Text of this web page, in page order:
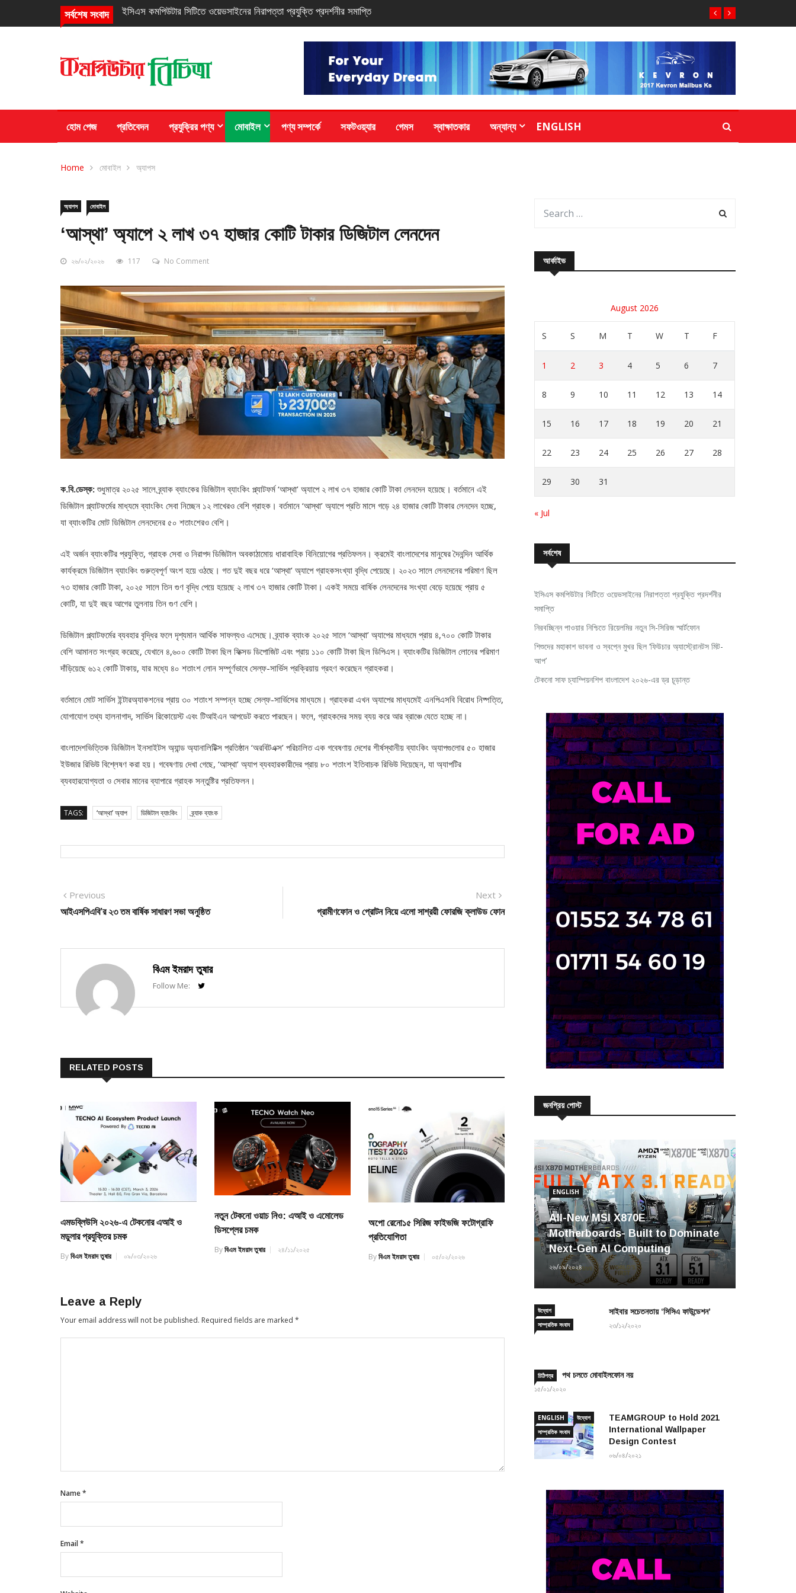
সর্বশেষ সংবাদ নিরবচ্ছিন্ন পাওয়ার নিশ্চিতে রিয়েলমির নতুন সি-সিরিজ স্মার্টফোন
হোম পেজ প্রতিবেদন প্রযুক্রির পণ্য মোবাইল পণ্য সম্পর্কে সফটওয়্যার গেমস স্বাক্ষাতকার অন্যান্য ENGLISH
Home মোবাইল অ্যাপস
অ্যাপস মোবাইল
‘আস্থা’ অ্যাপে ২ লাখ ৩৭ হাজার কোটি টাকার ডিজিটাল লেনদেন
২৬/০২/২০২৬ 117 No Comment
ক.বি.ডেস্ক: শুধুমাত্র ২০২৫ সালে ব্র্যাক ব্যাংকের ডিজিটাল ব্যাংকিং প্ল্যাটফর্ম ‘আস্থা’ অ্যাপে ২ লাখ ৩৭ হাজার কোটি টাকা লেনদেন হয়েছে। বর্তমানে এই
ডিজিটাল প্ল্যাটফর্মের মাধ্যমে ব্যাংকিং সেবা নিচ্ছেন ১২ লাখেরও বেশি গ্রাহক। বর্তমানে ‘আস্থা’ অ্যাপে প্রতি মাসে গড়ে ২৪ হাজার কোটি টাকার লেনদেন হচ্ছে,
যা ব্যাংকটির মোট ডিজিটাল লেনদেনের ৫০ শতাংশেরও বেশি।
এই অর্জন ব্যাংকটির প্রযুক্তি, গ্রাহক সেবা ও নিরাপদ ডিজিটাল অবকাঠামোয় ধারাবাহিক বিনিয়োগের প্রতিফলন। ক্রমেই বাংলাদেশের মানুষের দৈনন্দিন আর্থিক
কার্যক্রমে ডিজিটাল ব্যাংকিং গুরুত্বপূর্ণ অংশ হয়ে ওঠছে। গত দুই বছর ধরে ‘আস্থা’ অ্যাপে গ্রাহকসংখ্যা বৃদ্ধি পেয়েছে। ২০২৩ সালে লেনদেনের পরিমাণ ছিল
৭৩ হাজার কোটি টাকা, ২০২৫ সালে তিন গুণ বৃদ্ধি পেয়ে হয়েছে ২ লাখ ৩৭ হাজার কোটি টাকা। একই সময়ে বার্ষিক লেনদেনের সংখ্যা বেড়ে হয়েছে প্রায় ৫
কোটি, যা দুই বছর আগের তুলনায় তিন গুণ বেশি।
ডিজিটাল প্ল্যাটফর্মের ব্যবহার বৃদ্ধির ফলে দৃশ্যমান আর্থিক সাফল্যও এসেছে। ব্র্যাক ব্যাংক ২০২৫ সালে ‘আস্থা’ অ্যাপের মাধ্যমে প্রায় ৪,৭০০ কোটি টাকার
বেশি আমানত সংগ্রহ করেছে, যেখানে ৪,৬০০ কোটি টাকা ছিল ফিক্সড ডিপোজিট এবং প্রায় ১১০ কোটি টাকা ছিল ডিপিএস। ব্যাংকটির ডিজিটাল লোনের পরিমাণ
দাঁড়িয়েছে ৬১২ কোটি টাকায়, যার মধ্যে ৪০ শতাংশ লোন সম্পূর্ণভাবে সেল্ফ-সার্ভিস প্রক্রিয়ায় গ্রহণ করেছেন গ্রাহকরা।
বর্তমানে মোট সার্ভিস ইন্টারঅ্যাকশনের প্রায় ৩০ শতাংশ সম্পন্ন হচ্ছে সেল্ফ-সার্ভিসের মাধ্যমে। গ্রাহকরা এখন অ্যাপের মাধ্যমেই এনপিএসবি বিরোধ নিষ্পত্তি,
যোগাযোগ তথ্য হালনাগাদ, সার্ভিস রিকোয়েস্ট এবং টিআইএন আপডেট করতে পারছেন। ফলে, গ্রাহকদের সময় ব্যয় করে আর ব্রাঞ্চে যেতে হচ্ছে না।
বাংলাদেশভিত্তিক ডিজিটাল ইনসাইটস অ্যান্ড অ্যানালিটিক্স প্রতিষ্ঠান ‘অরবিটএক্স’ পরিচালিত এক গবেষণায় দেশের শীর্ষস্থানীয় ব্যাংকিং অ্যাপগুলোর ৫০ হাজার
ইউজার রিভিউ বিশ্লেষণ করা হয়। গবেষণায় দেখা গেছে, ‘আস্থা’ অ্যাপ ব্যবহারকারীদের প্রায় ৮০ শতাংশ ইতিবাচক রিভিউ দিয়েছেন, যা অ্যাপটির
ব্যবহারযোগ্যতা ও সেবার মানের ব্যাপারে গ্রাহক সন্তুষ্টির প্রতিফলন।
TAGS: ‘আস্থা’ অ্যাপ ডিজিটাল ব্যাংকিং ব্র্যাক ব্যাংক
Post
navigation
Previous
post:
আইএসপিএবি’র ২৩ তম বার্ষিক সাধারণ সভা অনুষ্ঠিত
Next
post:
গ্রামীণফোন ও প্রোটন নিয়ে এলো সাশ্রয়ী ফোরজি ক্লাউড ফোন
বিএম ইমরাদ তুষার
Follow Me:
RELATED POSTS
এমডব্লিউসি ২০২৬-এ টেকনোর এআই ও
মডুলার প্রযুক্তির চমক
Byবিএম ইমরাদ তুষার ০৯/০৩/২০২৬
নতুন টেকনো ওয়াচ নিও: এআই ও এমোলেড
ডিসপ্লের চমক
Byবিএম ইমরাদ তুষার ২৪/১১/২০২৫
অপো রেনো১৫ সিরিজ ফাইভজি ফটোগ্রাফি
প্রতিযোগিতা
Byবিএম ইমরাদ তুষার ০৫/০২/২০২৬
Leave a Reply
Your email address will not be published. Required fields are marked*
Name*
Email*
আর্কাইভ
August 2026
S S M T W T F
1 2 3 4 5 6 7
8 9 10 11 12 13 14
15 16 17 18 19 20 21
22 23 24 25 26 27 28
29 30 31
« Jul
সর্বশেষ
ইসিএস কমপিউটার সিটিতে ওয়েভসাইনের নিরাপত্তা প্রযুক্তি প্রদর্শনীর
সমাপ্তি
নিরবচ্ছিন্ন পাওয়ার নিশ্চিতে রিয়েলমির নতুন সি-সিরিজ স্মার্টফোন
শিশুদের মহাকাশ ভাবনা ও স্বপ্নে মুখর ছিল ‘ফিউচার অ্যাস্ট্রোনটস মিট-
আপ’
টেকনো সাফ চ্যাম্পিয়নশিপ বাংলাদেশ ২০২৬-এর ড্র চূড়ান্ত
জনপ্রিয় পোস্ট
ENGLISH
All-New MSI X870E
Motherboards- Built to Dominate
Next-Gen AI Computing
২৬/০৯/২০২৪
উদ্যোগ
সাম্প্রতিক সংবাদ
সাইবার সচেতনতায় ‘সিসিএ ফাউন্ডেশন’
২৩/১২/২০২০
চিঠিপত্র পথ চলতে মোবাইলফোন নয়
১৫/০১/২০২০
ENGLISH
উদ্যোগ
সাম্প্রতিক সংবাদ
TEAMGROUP to Hold 2021
International Wallpaper
Design Contest
০৬/০৪/২০২১